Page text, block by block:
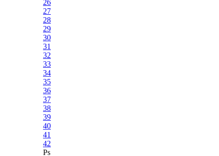
26
27
28
29
30
31
32
33
34
35
36
37
38
39
40
41
42
Ps